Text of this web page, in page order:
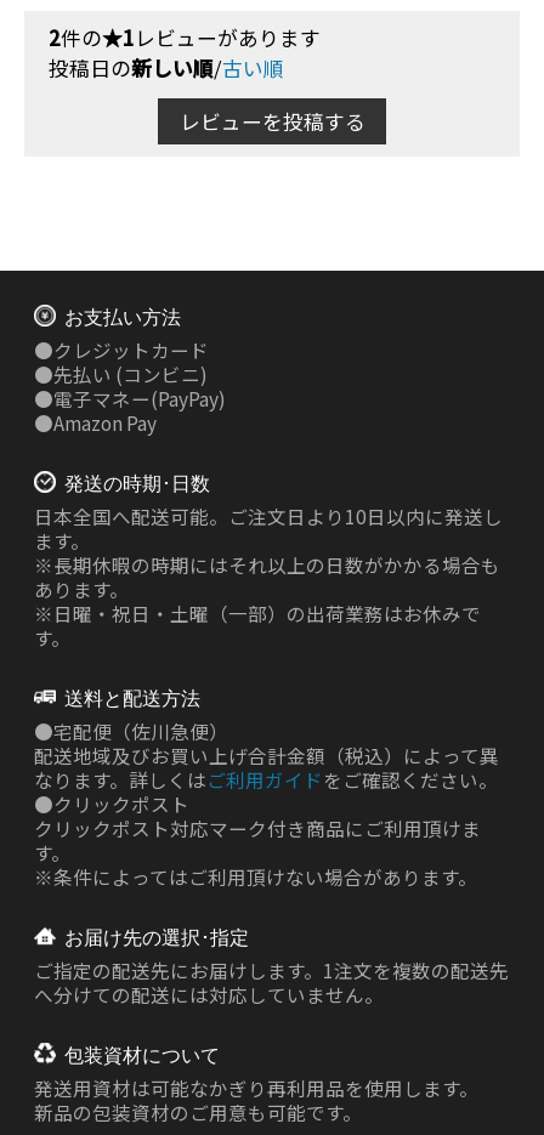
2件の★1レビューがあります
投稿日の新しい順/古い順
レビューを投稿する
お支払い方法
●クレジットカード
●先払い (コンビニ)
●電子マネー(PayPay)
●Amazon Pay
発送の時期･日数
日本全国へ配送可能。ご注文日より10日以内に発送し
ます。
※長期休暇の時期にはそれ以上の日数がかかる場合も
あります。
※日曜・祝日・土曜（一部）の出荷業務はお休みで
す。
送料と配送方法
●宅配便（佐川急便）
配送地域及びお買い上げ合計金額（税込）によって異
なります。詳しくはご利用ガイド をご確認ください。
●クリックポスト
クリックポスト対応マーク付き商品にご利用頂けま
す。
※条件によってはご利用頂けない場合があります。
お届け先の選択･指定
ご指定の配送先にお届けします。1注文を複数の配送先
へ分けての配送には対応していません。
包装資材について
発送用資材は可能なかぎり再利用品を使用します。
新品の包装資材のご用意も可能です。